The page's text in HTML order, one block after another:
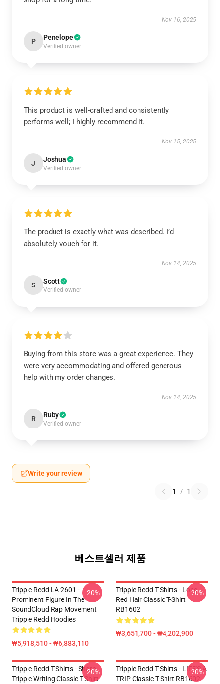
Nov 16, 2025
P Penelope
Verified owner
This product is well-crafted and consistently
performs well; I highly recommend it.
Nov 15, 2025
J Joshua
Verified owner
The product is exactly what was described. I’d
absolutely vouch for it.
Nov 14, 2025
S Scott
Verified owner
Buying from this store was a great experience. They
were very accommodating and offered generous
help with my order changes.
Nov 14, 2025
R Ruby
Verified owner
Write your review
1 / 1
베스트셀러 제품
Trippie Redd LA 2601 -
Prominent Figure In The
SoundCloud Rap Movement
Trippie Redd Hoodies
₩5,918,510 - ₩6,883,110
-20%
Trippie Redd T-Shirts - Long
Red Hair Classic T-Shirt
RB1602
₩3,651,700 - ₩4,202,900
-20%
Trippie Redd T-Shirts - Sharp
Trippie Writing Classic T-Shirt
-20%
Trippie Redd T-Shirts - LIFE'S A
TRIP Classic T-Shirt RB1602
-20%